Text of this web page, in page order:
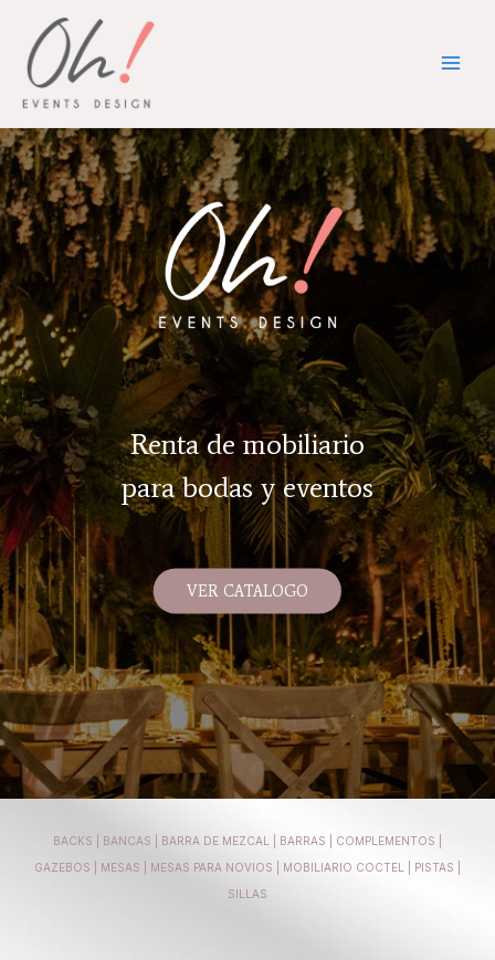
content
Renta de mobiliario
para bodas y eventos
VER CATALOGO
BACKS BANCAS BARRA DE MEZCAL BARRAS COMPLEMENTOS
GAZEBOS
MESAS MESAS PARA NOVIOS MOBILIARIO COCTEL PISTAS
SILLAS